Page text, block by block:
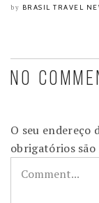
by BRASIL TRAVEL
NO
O seu endereço
obrigatórios são